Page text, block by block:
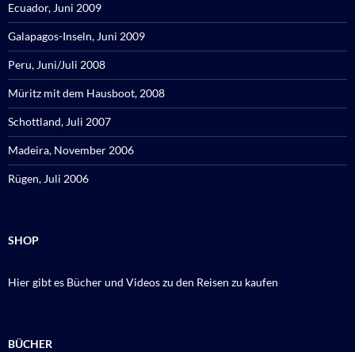
Ecuador, Juni 2009
Galapagos-Inseln, Juni 2009
Peru, Juni/Juli 2008
Müritz mit dem Hausboot, 2008
Schottland, Juli 2007
Madeira, November 2006
Rügen, Juli 2006
SHOP
Hier gibt es Bücher und Videos zu den Reisen zu kaufen
BÜCHER